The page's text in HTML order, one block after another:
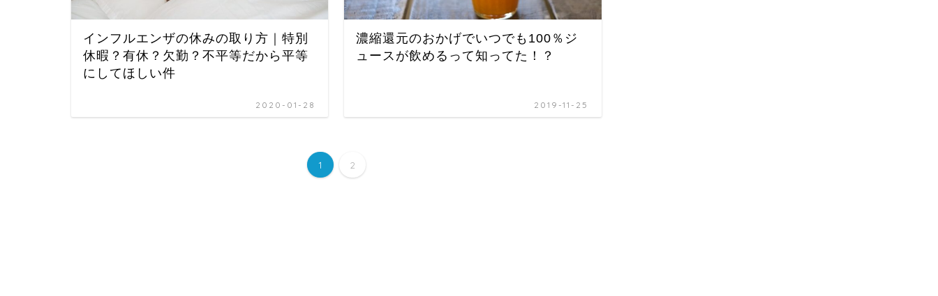
インフルエンザの休みの取り方｜特別
休暇？有休？欠勤？不平等だから平等
にしてほしい件
2020-01-28
濃縮還元のおかげでいつでも100％ジ
ュースが飲めるって知ってた！？
2019-11-25
1 2